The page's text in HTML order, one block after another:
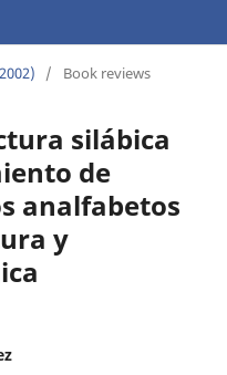
/ Book reviews
silábica
de
analfabetos
y